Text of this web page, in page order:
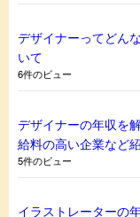
デザイナーってどん
いて
6件のビュー
デザイナーの年収を
給料の高い企業など
5件のビュー
イラストレーターの